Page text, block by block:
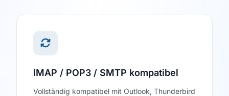
IMAP / POP3 / SMTP kompatibel
Vollständig kompatibel mit Outlook, Thunderbird